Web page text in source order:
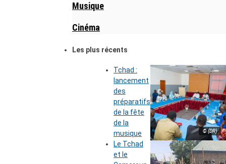
Musique
Cinéma
Les plus récents
© (DR)
Tchad :
lancement
des
préparatifs
de la fête
de la
musique
Le Tchad
et le